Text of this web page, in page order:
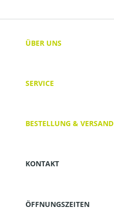
ÜBER UNS
SERVICE
BESTELLUNG & VERSAND
KONTAKT
ÖFFNUNGSZEITEN